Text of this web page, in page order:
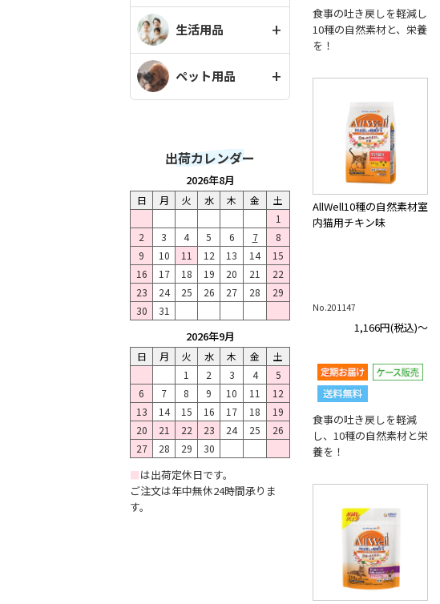
生活用品
ペット用品
出荷カレンダー
2026年8月
日 月 火 水 木 金
土
1
2
3 4 5 6 7
8
9
10 11 12 13 14
15
16
17 18 19 20 21
22
23
24 25 26 27 28
29
30
31
2026年9月
日 月 火 水 木 金
土
1
2 3 4
5
6
7 8 9 10 11
12
13
14 15 16 17 18
19
20
21 22 23 24 25
26
27
28 29 30
■は出荷定休日です。
ご注文は年中無休24時間承りま
す。
食事の吐き戻しを軽減し
10種の自然素材と、栄養
を！
AllWell10種の自然素材室
内猫用チキン味
No.201147
1,166円(税込)～
食事の吐き戻しを軽減
し、10種の自然素材と栄
養を！